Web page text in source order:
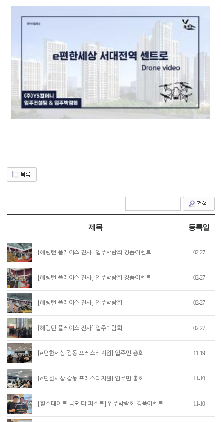
제목 등록일
[해링턴 플레이스 진사] 입주박람회 경품이벤트 02-27
[해링턴 플레이스 진사] 입주박람회 경품이벤트 02-27
[해링턴 플레이스 진사] 입주박람회 02-27
[해링턴 플레이스 진사] 입주박람회 02-27
[e편한세상 강동 프레스티지원] 입주민 총회 11-19
[e편한세상 강동 프레스티지원] 입주민 총회 11-19
[힐스테이트 금오 더 퍼스트] 입주박람회 경품이벤트 11-10